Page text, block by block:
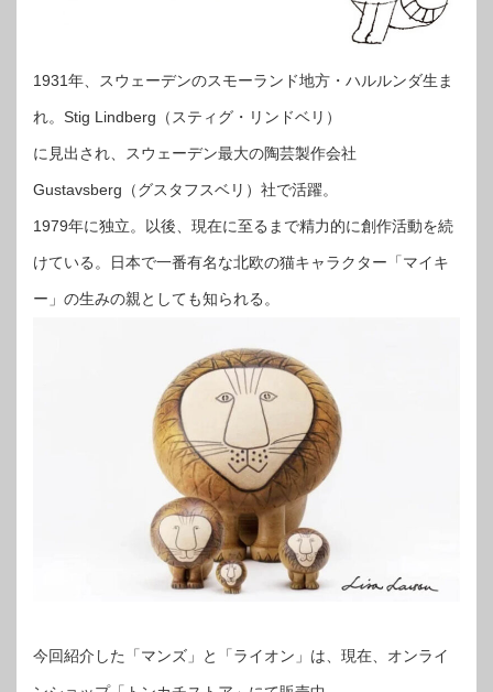
1931年、スウェーデンのスモーランド地方・ハルルンダ生ま
れ。Stig Lindberg（スティグ・リンドベリ）
に見出され、スウェーデン最大の陶芸製作会社
Gustavsberg（グスタフスベリ）社で活躍。
1979年に独立。以後、現在に至るまで精力的に創作活動を続
けている。日本で一番有名な北欧の猫キャラクター「マイキ
ー」の生みの親としても知られる。
今回紹介した「マンズ」と「ライオン」は、現在、オンライ